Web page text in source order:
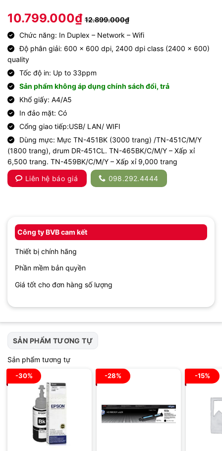
10.799.000₫ 12.899.000₫
Chức năng: In Duplex – Network – Wifi
Độ phân giải: 600 x 600 dpi, 2400 dpi class (2400 x 600)
quality
Tốc độ in: Up to 33ppm
Sản phẩm không áp dụng chính sách đổi, trả
Khổ giấy: A4/A5
In đảo mặt: Có
Cổng giao tiếp:USB/ LAN/ WIFI
Dùng mực: Mực TN-451BK (3000 trang) /TN-451C/M/Y
(1800 trang), drum DR-451CL. TN-465BK/C/M/Y – Xấp xỉ
6,500 trang. TN-459BK/C/M/Y – Xấp xỉ 9,000 trang
Liên hệ báo giá
098.292.4444
Công ty BVB cam kết
Thiết bị chính hãng
Phần mềm bản quyền
Giá tốt cho đơn hàng số lượng
SẢN PHẨM TƯƠNG TỰ
Sản phẩm tương tự
-30% -28% -15%